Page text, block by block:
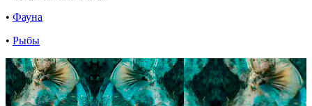
• Фауна
• Рыбы